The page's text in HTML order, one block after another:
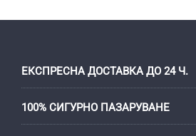
ЕКСПРЕСНА ДОСТАВКА ДО 24 Ч.
100% СИГУРНО ПАЗАРУВАНЕ